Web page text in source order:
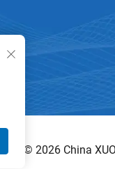
© 2026 China